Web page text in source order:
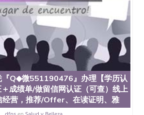
『Q◆微551190476』办理【学历认
成绩单/做留信网认证（可查）线上
经营，推荐/Offer、在读证明、雅